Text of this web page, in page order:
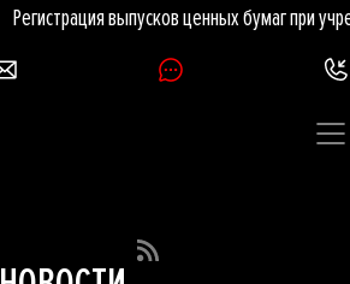
Регистрация выпусков ценных бумаг при